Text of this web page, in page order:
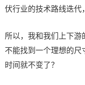
伏行业的技术路线迭代
所以，我和我们上下
不能找到一个理想的
时间就不变了？